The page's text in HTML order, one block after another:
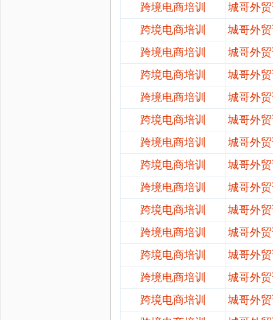
跨境电商培训
城哥外
跨境电商培训
城哥外
跨境电商培训
城哥外
跨境电商培训
城哥外
跨境电商培训
城哥外
跨境电商培训
城哥外
跨境电商培训
城哥外
跨境电商培训
城哥外
跨境电商培训
城哥外
跨境电商培训
城哥外
跨境电商培训
城哥外
跨境电商培训
城哥外
跨境电商培训
城哥外
跨境电商培训
城哥外